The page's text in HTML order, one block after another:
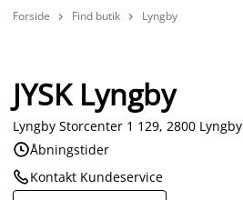
Forside  Find butik  Lyngby
JYSK Lyngby
Lyngby Storcenter 1 129, 2800 Lyngby
Åbningstider
Kontakt Kundeservice